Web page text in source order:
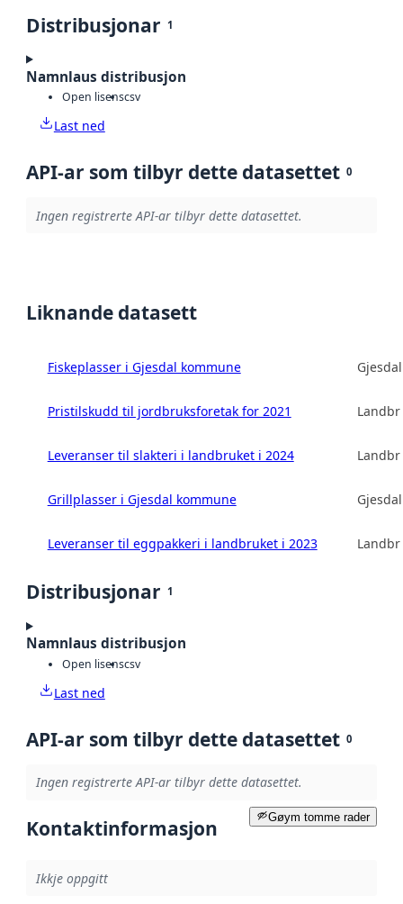
Distribusjonar 1
Namnlaus distribusjon
Open lisenscsv
Last ned
API-ar som tilbyr dette datasettet 0
Ingen registrerte API-ar tilbyr dette datasettet.
Liknande datasett
Fiskeplasser i Gjesdal kommune
Pristilskudd til jordbruksforetak for 2021
Leveranser til slakteri i landbruket i 2024
Grillplasser i Gjesdal kommune
Leveranser til eggpakkeri i landbruket i 2023
Distribusjonar 1
Namnlaus distribusjon
Open lisenscsv
Last ned
API-ar som tilbyr dette datasettet 0
Ingen registrerte API-ar tilbyr dette datasettet.
Gøym tomme rader
Kontaktinformasjon
Ikkje oppgitt